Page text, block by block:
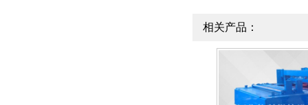
相关产品：